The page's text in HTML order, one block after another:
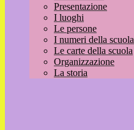
Presentazione
I luoghi
Le persone
I numeri della scuola
Le carte della scuola
Organizzazione
La storia